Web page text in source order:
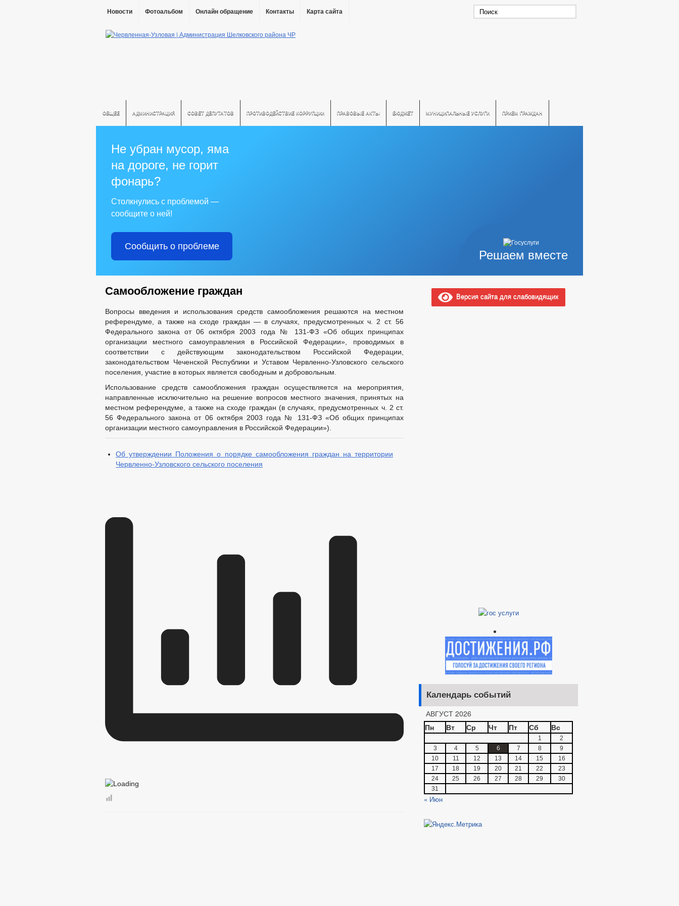
Новости Фотоальбом Онлайн обращение Контакты Карта сайта
ОБЩЕЕ АДМИНИСТРАЦИЯ СОВЕТ ДЕПУТАТОВ ПРОТИВОДЕЙСТВИЕ КОРРУПЦИИ ПРАВОВЫЕ АКТЫ БЮДЖЕТ МУНИЦИПАЛЬНЫЕ УСЛУГИ ПРИЕМ ГРАЖДАН
Решаем вместе
Не убран мусор, яма
на дороге, не горит
фонарь?
Столкнулись с проблемой —
сообщите о ней!
Сообщить о проблеме
Самообложение граждан
Вопросы введения и использования средств самообложения решаются на местном
референдуме, а также на сходе граждан — в случаях, предусмотренных ч. 2 ст. 56
Федерального закона от 06 октября 2003 года № 131-ФЗ «Об общих принципах
организации местного самоуправления в Российской Федерации», проводимых в
соответствии с действующим законодательством Российской Федерации,
законодательством Чеченской Республики и Уставом Червленно-Узловского сельского
поселения, участие в которых является свободным и добровольным.
Использование средств самообложения граждан осуществляется на мероприятия,
направленные исключительно на решение вопросов местного значения, принятых на
местном референдуме, а также на сходе граждан (в случаях, предусмотренных ч. 2 ст.
56 Федерального закона от 06 октября 2003 года № 131-ФЗ «Об общих принципах
организации местного самоуправления в Российской Федерации»).
Об утверждении Положения о порядке самообложения граждан на территории
Червленно-Узловского сельского поселения
Версия сайта для слабовидящих
Календарь событий
АВГУСТ 2026
Пн
Вт Ср Чт Пт Сб Вс
1
2
3
4 5 6 7 8
9
10
11 12 13 14 15
16
17
18 19 20 21 22
23
24
25 26 27 28 29
30
31
« Июн